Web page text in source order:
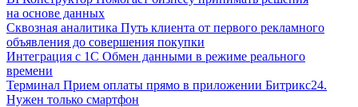
на основе данных
Сквозная аналитика Путь клиента от первого рекламного
объявления до совершения покупки
Интеграция с 1С Обмен данными в режиме реального
времени
Терминал Прием оплаты прямо в приложении Битрикс24.
Нужен только смартфон